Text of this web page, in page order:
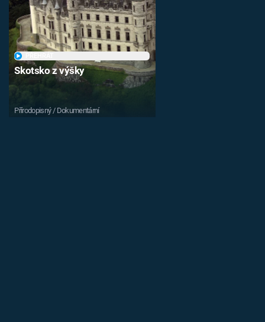
Skotsko z výšky
Přírodopisný / Dokumentární